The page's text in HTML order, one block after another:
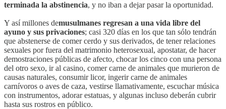
terminada la abstinencia, y no iban a dejar pasar la oportunidad.
Y así millones demusulmanes regresan a una vida libre del
ayuno y sus privaciones; casi 320 días en los que tan sólo tendrán
que abstenerse de comer cerdo y sus derivados, de tener relaciones
sexuales por fuera del matrimonio heterosexual, apostatar, de hacer
demostraciones públicas de afecto, chocar los cinco con una persona
del otro sexo, ir al casino, comer carne de animales que murieron de
causas naturales, consumir licor, ingerir carne de animales
carnívoros o aves de caza, vestirse llamativamente, escuchar música
con instrumentos, adorar estatuas, y algunas incluso deberán cubrir
hasta sus rostros en público.